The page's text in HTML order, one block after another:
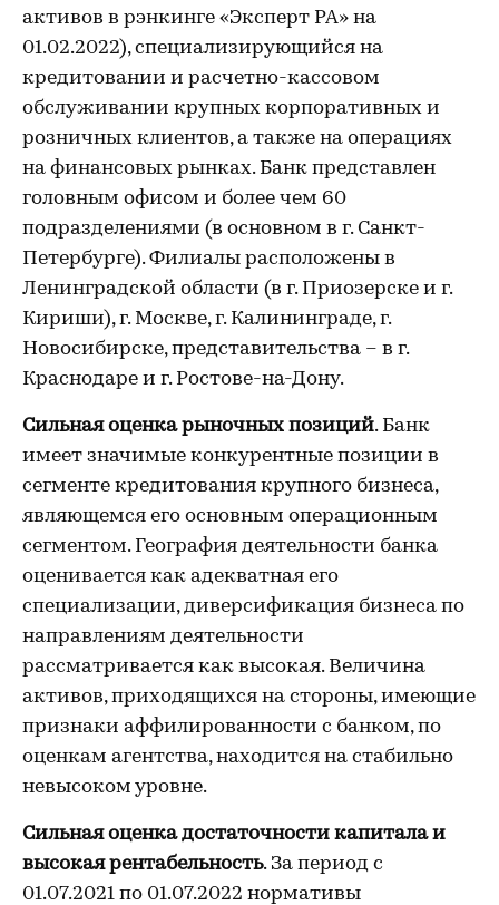
активов в рэнкинге «Эксперт РА» на
01.02.2022), специализирующийся на
кредитовании и расчетно-кассовом
обслуживании крупных корпоративных и
розничных клиентов, а также на операциях
на финансовых рынках. Банк представлен
головным офисом и более чем 60
подразделениями (в основном в г. Санкт-
Петербурге). Филиалы расположены в
Ленинградской области (в г. Приозерске и г.
Кириши), г. Москве, г. Калининграде, г.
Новосибирске, представительства – в г.
Краснодаре и г. Ростове-на-Дону.
Сильная оценка рыночных позиций. Банк
имеет значимые конкурентные позиции в
сегменте кредитования крупного бизнеса,
являющемся его основным операционным
сегментом. География деятельности банка
оценивается как адекватная его
специализации, диверсификация бизнеса по
направлениям деятельности
рассматривается как высокая. Величина
активов, приходящихся на стороны, имеющие
признаки аффилированности с банком, по
оценкам агентства, находится на стабильно
невысоком уровне.
Сильная оценка достаточности капитала и
высокая рентабельность. За период с
01.07.2021 по 01.07.2022 нормативы